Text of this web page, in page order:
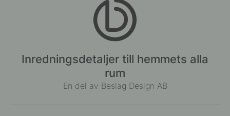
Inredningsdetaljer till hemmets alla
rum
En del av Beslag Design AB